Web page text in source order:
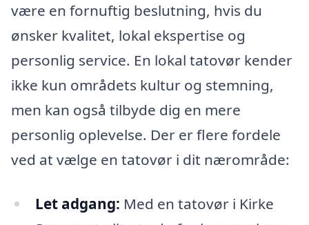
være en fornuftig beslutning, hvis du
ønsker kvalitet, lokal ekspertise og
personlig service. En lokal tatovør kender
ikke kun områdets kultur og stemning,
men kan også tilbyde dig en mere
personlig oplevelse. Der er flere fordele
ved at vælge en tatovør i dit nærområde:
Let adgang: Med en tatovør i Kirke